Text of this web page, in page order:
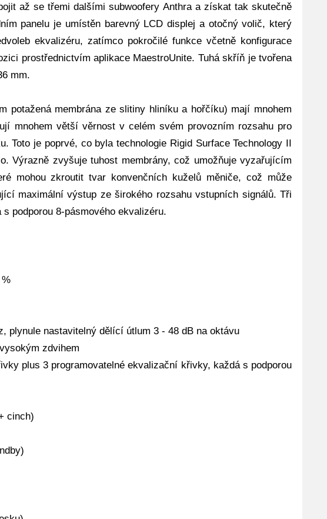
až se třemi dalšími subwoofery Anthra a získat tak skutečně
panelu je umístěn barevný LCD displej a otočný volič, který
ekvalizéru, zatímco pokročilé funkce včetně konfigurace
prostřednictvím aplikace MaestroUnite. Tuhá skříň je tvořena
mm.
potažená membrána ze slitiny hliníku a hořčíku) mají mnohem
mnohem větší věrnost v celém svém provozním rozsahu pro
je poprvé, co byla technologie Rigid Surface Technology II
Výrazně zvyšuje tuhost membrány, což umožňuje vyzařujícím
mohou zkroutit tvar konvenčních kuželů měniče, což může
maximální výstup ze širokého rozsahu vstupních signálů. Tři
podporou 8-pásmového ekvalizéru.
plynule nastavitelný dělící útlum 3 - 48 dB na oktávu
zdvihem
plus 3 programovatelné ekvalizační křivky, každá s podporou
cinch)